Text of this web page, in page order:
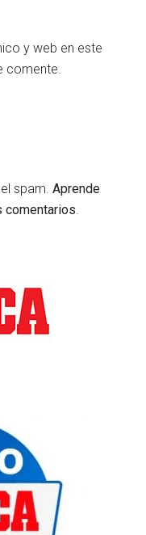
y web en este
comente.
el spam.Aprende
comentarios.